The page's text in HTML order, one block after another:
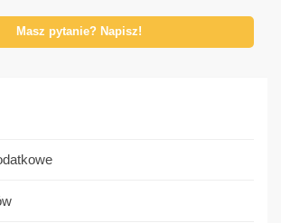
Masz pytanie? Napisz!